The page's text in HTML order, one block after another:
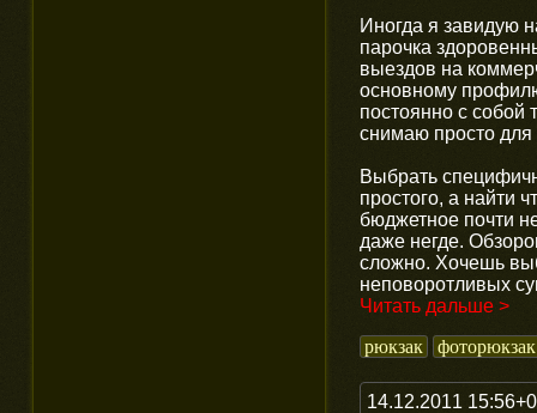
Иногда я завидую
парочка
выездов на
основному
постоянно с собой
снимаю просто для
Выбрать
простого, а найти
бюджетное почти
даже негде.
сложно. Хочешь
неповоротливых
Читать дальше >
рюкзак
фоторюкзак
14.12.2011